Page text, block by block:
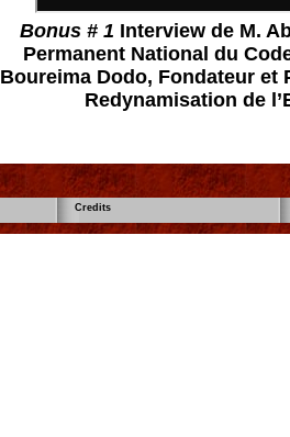
Bonus # 1 Interview de M.
Permanent National du
Boureima Dodo, Fondateur et
Redynamisation de
Credits